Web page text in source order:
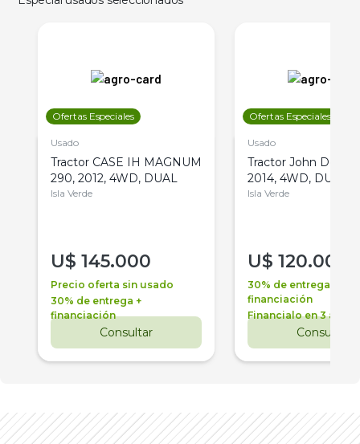
Ofertas Especiales
Usado
Tractor CASE IH MAGNUM
290, 2012, 4WD, DUAL
Isla Verde
U$ 145.000
Precio oferta sin usado
30% de entrega +
financiación
Consultar
Ofertas Especiales
Usado
Tractor John Deere
2014, 4WD, DUAL
Isla Verde
U$ 120.000
30% de entrega +
financiación
Financialo en 3 años
Consultar